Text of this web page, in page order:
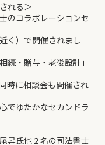
れる＞
のコラボレーションセ
く）で開催されまし
続・贈与・老後設計」
時に相談会も開催され
でゆたかなセカンドラ
昇氏他２名の司法書士